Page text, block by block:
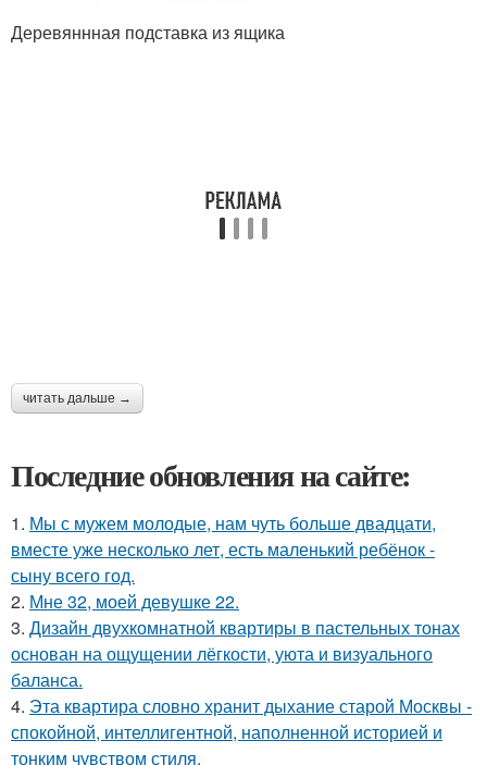
Деревяннная подставка из ящика
читать дальше →
Последние обновления на сайте:
1. Мы с мужем молодые, нам чуть больше двадцати,
вместе уже несколько лет, есть маленький ребёнок -
сыну всего год.
2. Мне 32, моей девушке 22.
3. Дизайн двухкомнатной квартиры в пастельных тонах
основан на ощущении лёгкости, уюта и визуального
баланса.
4. Эта квартира словно хранит дыхание старой Москвы -
спокойной, интеллигентной, наполненной историей и
тонким чувством стиля.